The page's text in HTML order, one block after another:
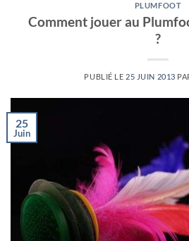
PLUMFOOT
Comment jouer au
?
PUBLIÉ LE 25 JUIN 2013
25
Juin